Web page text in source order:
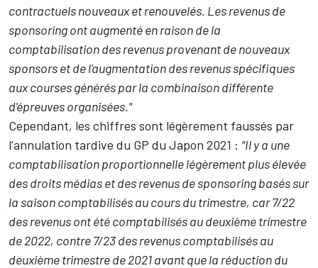
contractuels nouveaux et renouvelés. Les revenus de
sponsoring ont augmenté en raison de la
comptabilisation des revenus provenant de nouveaux
sponsors et de l'augmentation des revenus spécifiques
aux courses générés par la combinaison différente
d'épreuves organisées."
Cependant, les chiffres sont légèrement faussés par
l'annulation tardive du GP du Japon 2021 : "Il y a une
comptabilisation proportionnelle légèrement plus élevée
des droits médias et des revenus de sponsoring basés sur
la saison comptabilisés au cours du trimestre, car 7/22
des revenus ont été comptabilisés au deuxième trimestre
de 2022, contre 7/23 des revenus comptabilisés au
deuxième trimestre de 2021 avant que la réduction du